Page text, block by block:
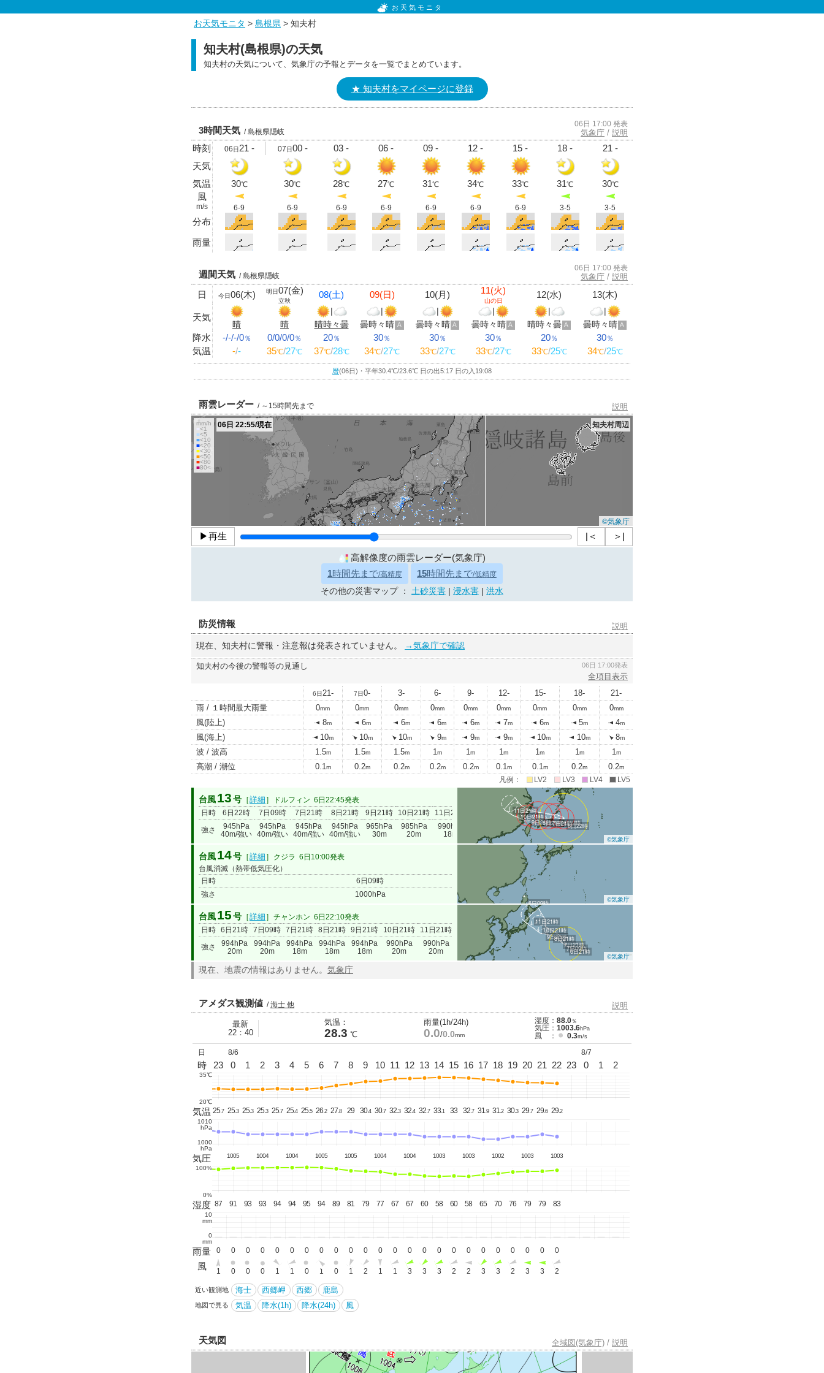
お天気モニタ
お天気モニタ > 島根県 > 知夫村
知夫村(島根県)の天気
知夫村の天気について、気象庁の予報とデータを一覧でまとめています。
★ 知夫村をマイページに登録
3時間天気 / 島根県隠岐
06日 17:00 発表
気象庁 / 説明
時刻 06日 21 - 07日00 - 03 - 06 - 09 - 12 - 15 - 18 -
21 -
天気
気温
30℃ 30℃ 28℃ 27℃ 31℃ 34℃ 33℃ 31℃ 30℃
風
m/s 6-9 6-9 6-9 6-9 6-9 6-9 6-9 3-5 3-5
分布
雨量
週間天気 / 島根県隠岐
06日 17:00 発表
気象庁 / 説明
日 今日06(木) 明日07(金)
立秋
08(土) 09(日) 10(月) 11(火)
山の日
12(水) 13(木)
天気
晴 晴
|
晴時々曇
|
曇時々晴 A
|
曇時々晴 A
|
曇時々晴 A
|
晴時々曇 A
|
曇時々晴 A
降水 -/-/-/0％ 0/0/0/0％ 20％ 30％ 30％ 30％ 20％ 30％
気温 -/- 35℃/27℃ 37℃/28℃ 34℃/27℃ 33℃/27℃ 33℃/27℃ 33℃/25℃ 34℃/25℃
暦(06日)・平年30.4℃/23.6℃ 日の出5:17 日の入19:08
雨雲レーダー / ～15時間先まで 説明
©気象庁
mm/h
■<1
■<5
■<10
■<20
■<30
■<50
■<80
■80<
06日 22:55/現在 知夫村周辺
▶再生 |＜ ＞|
高解像度の雨雲レーダー(気象庁)
1時間先まで/高精度 15時間先まで/低精度
その他の災害マップ ： 土砂災害 浸水害 洪水
防災情報 説明
現在、知夫村に警報・注意報は発表されていません。 →気象庁で確認
知夫村の今後の警報等の見通し 06日 17:00発表
全項目表示
6日21- 7日0- 3- 6- 9- 12- 15- 18-
21-
雨 / １時間最大雨量
0mm 0mm 0mm 0mm 0mm 0mm 0mm 0mm 0mm
風(陸上) 8m 6m 6m 6m 6m 7m 6m 5m 4m
風(海上) 10m 10m 10m 9m 9m 9m 10m 10m 8m
波 / 波高 1.5m 1.5m 1.5m 1m 1m 1m 1m 1m 1m
高潮 / 潮位 0.1m 0.2m 0.2m 0.2m 0.2m 0.1m 0.1m 0.2m 0.2m
凡例： LV2 LV3 LV4 LV5
台風 13 号 ［詳細 ］ ドルフィン 6日22:45発表
日時
6日22時 7日09時 7日21時 8日21時 9日21時 10日21時
11日21時
強さ
945hPa
40m/強い
945hPa
40m/強い
945hPa
40m/強い
945hPa
40m/強い
965hPa
30m
985hPa
20m
990hPa
18m
6日22時
7日09時
7日21時
8日21時
9日21時
10日21時
11日21時
©気象庁
台風 14号 ［詳細 ］ クジラ 6日10:00発表
台風消滅（熱帯低気圧化）
日時
6日09時
強さ
1000hPa
6日09時 ©気象庁
台風 15 号 ［詳細 ］ チャンホン 6日22:10発表
日時 6日21時 7日09時 7日21時 8日21時 9日21時 10日21時
11日21時
強さ
994hPa
20m
994hPa
20m
994hPa
18m
994hPa
18m
994hPa
18m
990hPa
20m
990hPa
20m
6日21時
7日09時
7日21時
8日21時
9日21時
10日21時
11日21時
©気象庁
現在、地震の情報はありません。 気象庁
アメダス観測値 /海士 他 説明
最新
22：40
気温：
28.3 ℃
雨量(1h/24h)
0.0/0.0mm
湿度： 88.0％
気圧： 1003.6hPa
風 ： 0.3m/s
日
時
22 23
8/6
0 1 2 3 4 5 6 7 8 9 10 11 12 13 14 15 16 17 18 19 20 21 22 23
8/7
0 1 2
35℃
20℃
気温
7 25.4 25. 7 25. 3 25. 3 25. 3 25. 7 25. 4 25. 5 26. 2 27. 8 29 30.4 30.7 32. 3 32. 4 32. 7 33. 1 33 32. 7 31. 9 31. 2 30.3 29. 7 29. 6 29. 2
1010
hPa
1000
hPa
気圧
1006 1005 1004 1004 1005 1005 1004 1004 1003 1003 1002 1003
1003
100%
0%
湿度
88 87 91 93 93 94 94 95 94 89 81 79 77 67 67 60 58 60 58 65 70 76 79 79 83
10
mm
0
mm
雨量
0 0 0 0 0 0 0 0 0 0 0 0 0 0 0 0 0 0 0 0 0 0 0 0 0
風
1 1 0 0 0 1 1 0 1 0 1 2 1 1 3 3 3 2 2 3 3 2 3 3 2
近い観測地 海士 西郷岬 西郷 鹿島
地図で見る 気温 降水(1h) 降水(24h) 風
天気図 全域図(気象庁) / 説明